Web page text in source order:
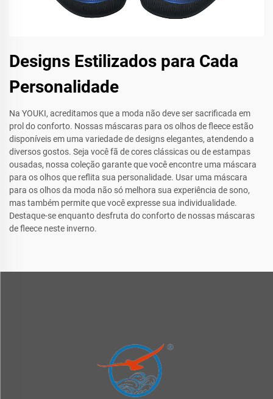
Designs Estilizados para Cada
Personalidade
Na YOUKI, acreditamos que a moda não deve ser sacrificada em
prol do conforto. Nossas máscaras para os olhos de fleece estão
disponíveis em uma variedade de designs elegantes, atendendo a
diversos gostos. Seja você fã de cores clássicas ou de estampas
ousadas, nossa coleção garante que você encontre uma máscara
para os olhos que reflita sua personalidade. Usar uma máscara
para os olhos da moda não só melhora sua experiência de sono,
mas também permite que você expresse sua individualidade.
Destaque-se enquanto desfruta do conforto de nossas máscaras
de fleece neste inverno.